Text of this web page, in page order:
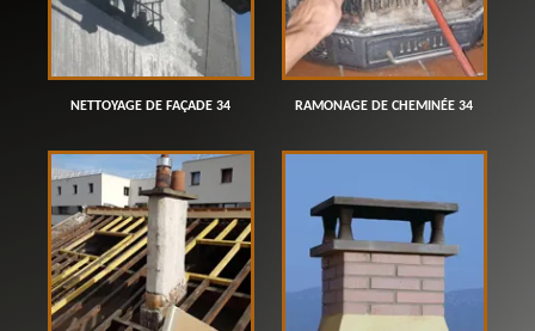
NETTOYAGE DE FAÇADE 34 RAMONAGE DE CHEMINÉE 34